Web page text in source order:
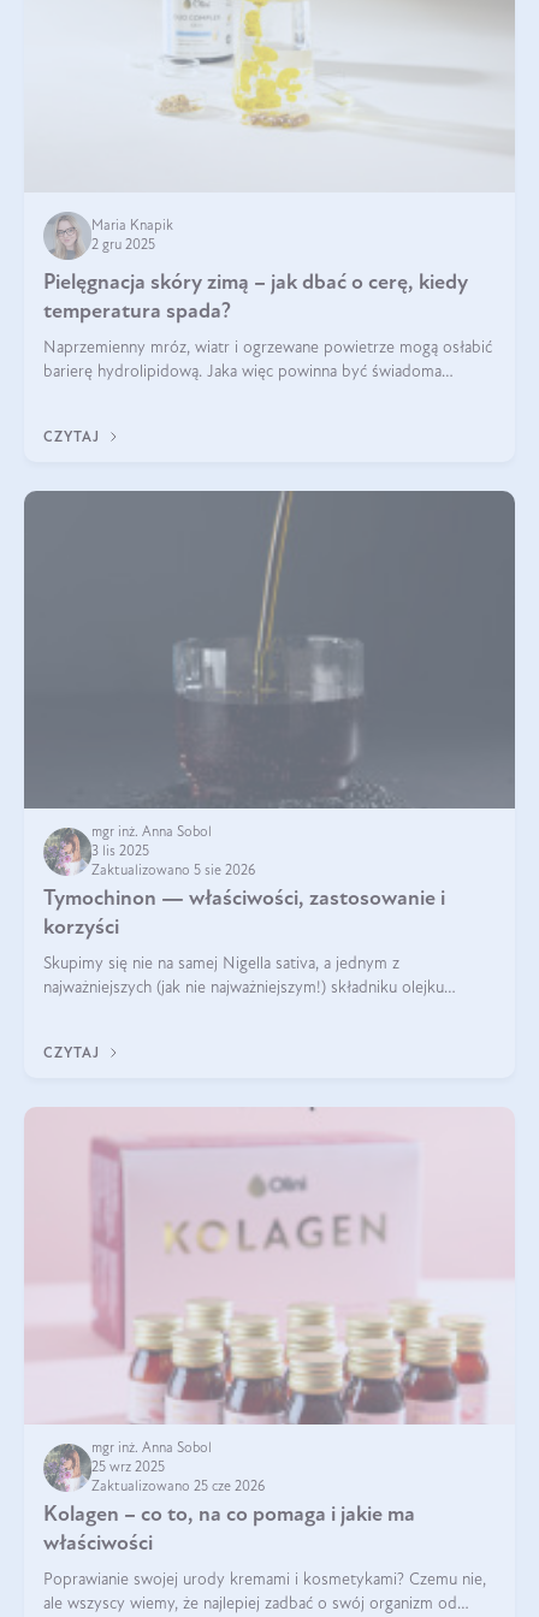
Maria Knapik
2 gru 2025
Pielęgnacja skóry zimą – jak dbać o cerę, kiedy
temperatura spada?
Naprzemienny mróz, wiatr i ogrzewane powietrze mogą osłabić
barierę hydrolipidową. Jaka więc powinna być świadoma
CZYTAJ
mgr inż. Anna Sobol
3 lis 2025
Zaktualizowano 5 sie 2026
Tymochinon — właściwości, zastosowanie i
korzyści
Skupimy się nie na samej Nigella sativa, a jednym z
najważniejszych (jak nie najważniejszym!) składniku olejku
CZYTAJ
mgr inż. Anna Sobol
25 wrz 2025
Zaktualizowano 25 cze 2026
Kolagen – co to, na co pomaga i jakie ma
właściwości
Poprawianie swojej urody kremami i kosmetykami? Czemu nie,
ale wszyscy wiemy, że najlepiej zadbać o swój organizm od